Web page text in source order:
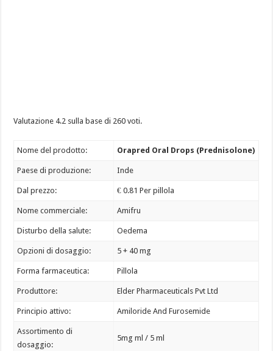
Valutazione 4.2 sulla base di 260 voti.
Nome del prodotto: Orapred Oral Drops (Prednisolone)
Paese di produzione: Inde
Dal prezzo: € 0.81 Per pillola
Nome commerciale: Amifru
Disturbo della salute: Oedema
Opzioni di dosaggio: 5 + 40 mg
Forma farmaceutica: Pillola
Produttore: Elder Pharmaceuticals Pvt Ltd
Principio attivo: Amiloride And Furosemide
Assortimento di
dosaggio:
5mg ml / 5 ml